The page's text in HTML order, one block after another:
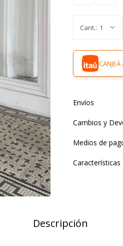
1
Envíos
Cambios y
Medios de
Características
Descripción